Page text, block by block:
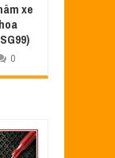
xe
0